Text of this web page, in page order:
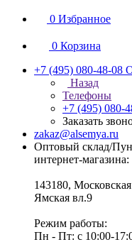
0 Избранное
0 Корзина
+7 (495) 080-48-08
Назад
Телефоны
+7 (495) 080-
Заказать
zakaz@alsemya.ru
Оптовый склад/
интернет-магазина:
143180,
Ямская вл.9
Режим работы:
Пн - Пт: с 10:00-